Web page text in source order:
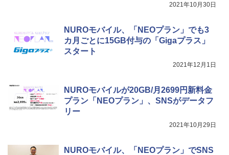
2021年10月30日
NUROモバイル、「NEOプラン」でも3
カ月ごとに15GB付与の「Gigaプラス」
スタート
2021年12月1日
NUROモバイルが20GB/月2699円新料金
プラン「NEOプラン」、SNSがデータフ
リー
2021年10月29日
NUROモバイル、「NEOプラン」でSNS